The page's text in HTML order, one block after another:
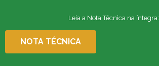
Leia a Nota Técnica na íntegra:
NOTA TÉCNICA